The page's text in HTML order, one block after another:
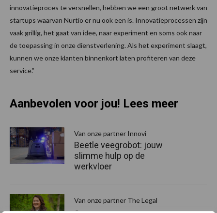
innovatieproces te versnellen, hebben we een groot netwerk van
startups waarvan Nurtio er nu ook een is. Innovatieprocessen zijn
vaak grillig, het gaat van idee, naar experiment en soms ook naar
de toepassing in onze dienstverlening. Als het experiment slaagt,
kunnen we onze klanten binnenkort laten profiteren van deze
service.”
Aanbevolen voor jou! Lees meer
Van onze partner Innovi
Beetle veegrobot: jouw
slimme hulp op de
werkvloer
Van onze partner The Legal